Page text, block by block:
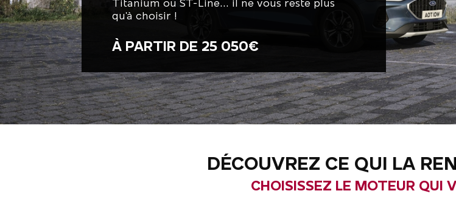
Titanium ou ST-Line... il ne vous reste plus
qu'à choisir !
À PARTIR DE 25 050€
DÉCOUVREZ CE QUI LA
CHOISISSEZ LE MOTEUR QUI